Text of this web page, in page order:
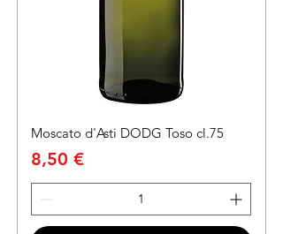
Moscato d'Asti DODG Toso cl.75
Prezzo
8,50 €